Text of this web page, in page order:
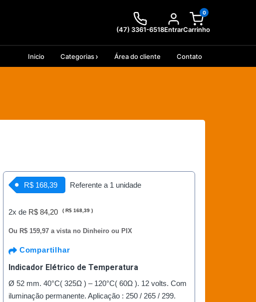
(47) 3361-6518Entrar
0
Carrinho
Inicio Categorias Área do cliente Contato
R$ 168,39 Referente a 1 unidade
2x de R$ 84,20 ( R$ 168,39 )
Ou R$ 159,97 a vista no Dinheiro ou PIX
Compartilhar
Indicador Elétrico de Temperatura
Ø 52 mm. 40°C( 325Ω ) – 120°C( 60Ω ). 12 volts. Com
iluminação permanente. Aplicação : 250 / 265 / 299.